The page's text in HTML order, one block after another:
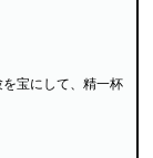
宝にして、精一杯